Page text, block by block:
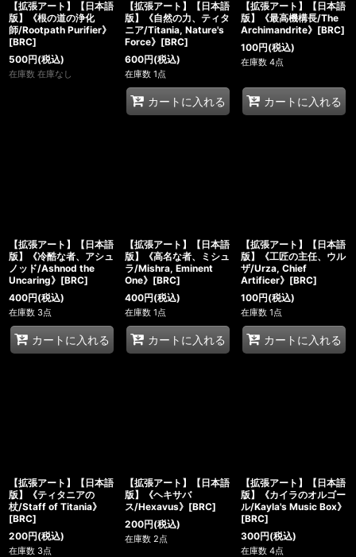
【拡張アート】【日本語
版】《根の道の浄化
師/Rootpath Purifier》
[BRC]
500円(税込)
在庫数 在庫なし
【拡張アート】【日本語
版】《自然の力、ティタ
ニア/Titania, Nature's
Force》[BRC]
600円(税込)
在庫数 1点
カートに入れる
【拡張アート】【日本語
版】《最高機構長/The
Archimandrite》[BRC]
100円(税込)
在庫数 4点
カートに入れる
【拡張アート】【日本語
版】《冷酷な者、アシュ
ノッド/Ashnod the
Uncaring》[BRC]
400円(税込)
在庫数 3点
カートに入れる
【拡張アート】【日本語
版】《高名な者、ミシュ
ラ/Mishra, Eminent
One》[BRC]
400円(税込)
在庫数 1点
カートに入れる
【拡張アート】【日本語
版】《工匠の主任、ウル
ザ/Urza, Chief
Artificer》[BRC]
100円(税込)
在庫数 1点
カートに入れる
【拡張アート】【日本語
版】《ティタニアの
杖/Staff of Titania》
[BRC]
200円(税込)
在庫数 3点
【拡張アート】【日本語
版】《ヘキサバ
ス/Hexavus》[BRC]
200円(税込)
在庫数 2点
【拡張アート】【日本語
版】《カイラのオルゴー
ル/Kayla's Music Box》
[BRC]
300円(税込)
在庫数 4点